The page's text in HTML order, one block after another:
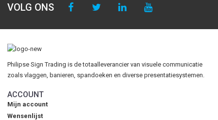
VOLG ONS
Philipse Sign Trading is de totaalleverancier van visuele communicatie
zoals vlaggen, banieren, spandoeken en diverse presentatiesystemen.
ACCOUNT
Mijn account
Wensenlijst